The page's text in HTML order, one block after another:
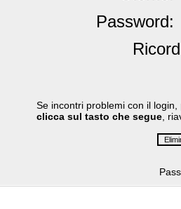
Password:
Se incontri problemi con il
clicca sul tasto che segue ,